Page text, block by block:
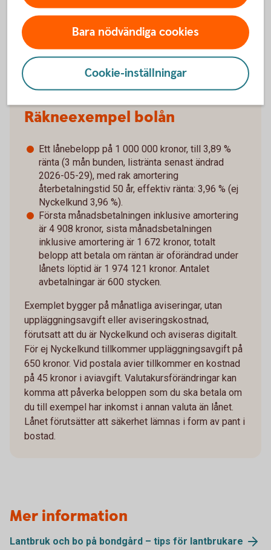
en bonde på hobbynivå och odla grödor eller skaffa
djur, till exempel hästar eller kycklingar. Detta kallas
även för att vara en månskensbonde.
Räkneexempel bolån
Ett lånebelopp på 1 000 000 kronor, till 3,89 %
ränta (3 mån bunden, listränta senast ändrad
2026-05-29), med rak amortering
återbetalningstid 50 år, effektiv ränta: 3,96 % (ej
Nyckelkund 3,96 %).
Första månadsbetalningen inklusive amortering
är 4 908 kronor, sista månadsbetalningen
inklusive amortering är 1 672 kronor, totalt
belopp att betala om räntan är oförändrad under
lånets löptid är 1 974 121 kronor. Antalet
avbetalningar är 600 stycken.
Exemplet bygger på månatliga aviseringar, utan
uppläggningsavgift eller aviseringskostnad,
förutsatt att du är Nyckelkund och aviseras digitalt.
För ej Nyckelkund tillkommer uppläggningsavgift på
650 kronor. Vid postala avier tillkommer en kostnad
på 45 kronor i aviavgift. Valutakursförändringar kan
komma att påverka beloppen som du ska betala om
du till exempel har inkomst i annan valuta än lånet.
Lånet förutsätter att säkerhet lämnas i form av pant i
bostad.
Mer information
Lantbruk och bo på bondgård – tips för lantbrukare
Bara nödvändiga cookies
Cookie-inställningar